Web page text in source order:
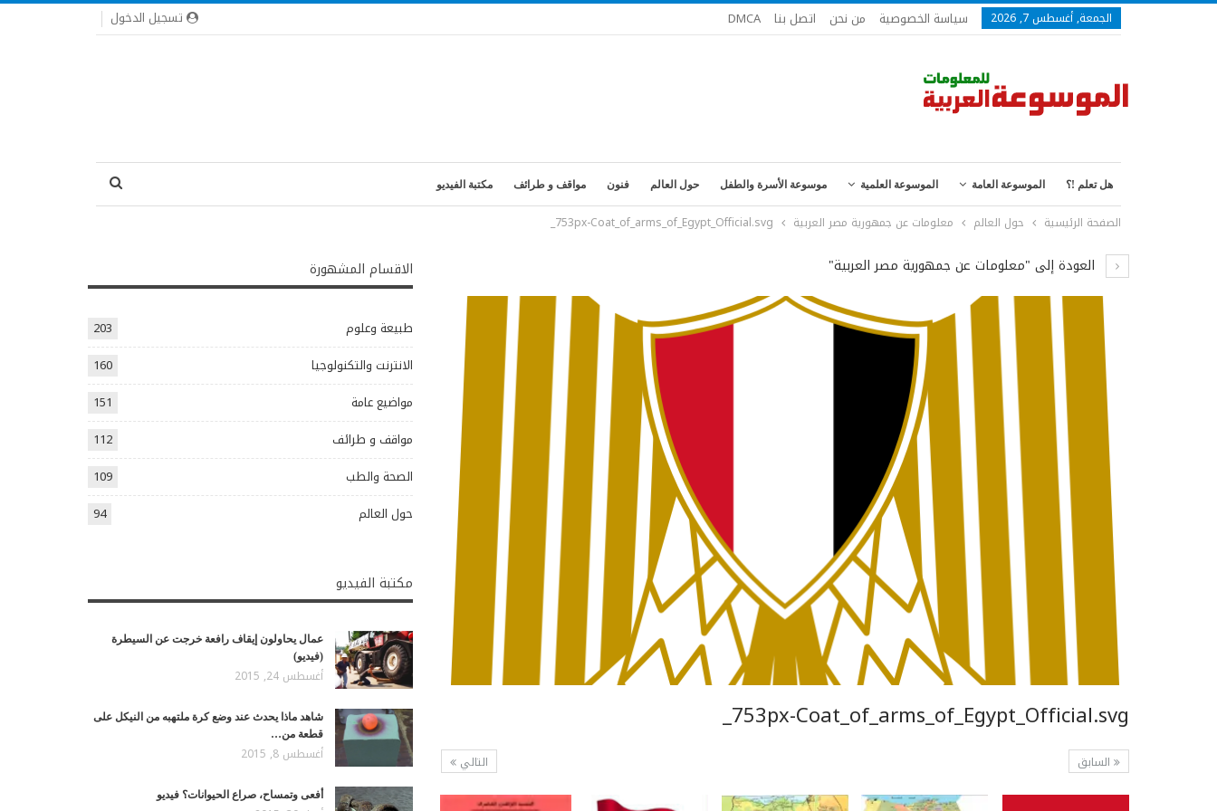
تسجيل الدخول الجمعة, أغسطس 7, 2026 سياسة الخصوصية من نحن اتصل بنا DMCA
هل تعلم !؟ الموسوعة العامة الموسوعة العلمية موسوعة الأسرة والطفل حول العالم فنون مواقف و طرائف مكتبة الفيديو
الصفحة الرئيسية حول العالم معلومات عن جمهورية مصر العربية 753px-Coat_of_arms_of_Egypt_Official.svg_
العودة إلى "معلومات عن جمهورية مصر العربية"
753px-Coat_of_arms_of_Egypt_Official.svg_
التالي السابق
الاقسام المشهورة
طبيعة وعلوم
203
الانترنت والتكنولوجيا
160
مواضيع عامة
151
مواقف و طرائف
112
الصحة والطب
109
حول العالم
94
مكتبة الفيديو
عمال يحاولون إيقاف رافعة خرجت عن السيطرة
(فيديو)
أغسطس 24, 2015
شاهد ماذا يحدث عند وضع كرة ملتهبه من النيكل على
قطعة من…
أغسطس 8, 2015
أفعى وتمساح، صراع الحيوانات؟ فيديو